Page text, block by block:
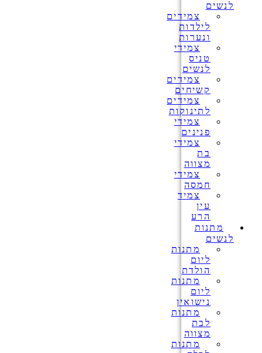
לנשים
צמידים
לילדות
ונערות
צמידי
טניס
לנשים
צמידים
קשיחים
צמידים
לתינוקות
צמידי
פנינים
צמידי
בת
מצווה
צמידי
חמסה
צמיד
עין
הרע
מתנות
לנשים
מתנות
ליום
הולדת
מתנות
ליום
נישואין
מתנות
לבת
מצווה
מתנות